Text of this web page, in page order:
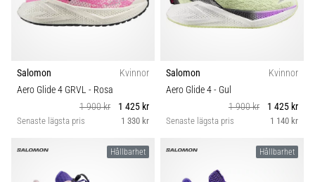
Salomon
Kvinnor
Aero Glide 4 GRVL - Rosa
1 900 kr
1 425 kr
Senaste lägsta pris 1 330 kr
Salomon
Kvinnor
Aero Glide 4- Gul
1 900 kr
1 425 kr
Senaste lägsta pris 1 140 kr
Hållbarhet Hållbarhet